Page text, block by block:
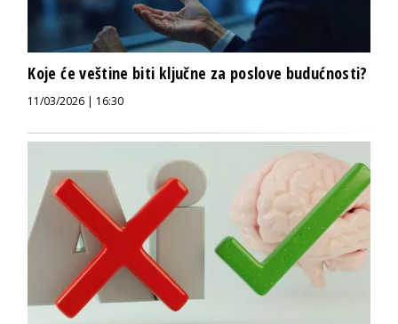
Koje će veštine biti ključne za poslove budućnosti?
11/03/2026 | 16:30